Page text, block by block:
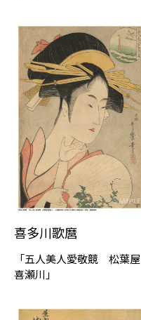
喜多川歌麿
「五⼈美⼈愛敬競 松葉屋
喜瀬川」